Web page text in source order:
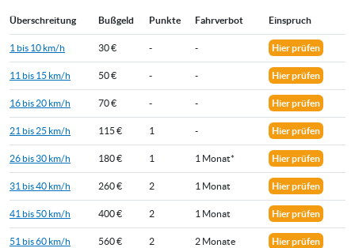
Überschreitung Bußgeld Punkte Fahrverbot Einspruch
1 bis 10 km/h 30 € - - Hier prüfen
11 bis 15 km/h 50 € - - Hier prüfen
16 bis 20 km/h 70 € - - Hier prüfen
21 bis 25 km/h 115 € 1 - Hier prüfen
26 bis 30 km/h 180 € 1 1 Monat* Hier prüfen
31 bis 40 km/h 260 € 2 1 Monat Hier prüfen
41 bis 50 km/h 400 € 2 1 Monat Hier prüfen
51 bis 60 km/h 560 € 2 2 Monate Hier prüfen